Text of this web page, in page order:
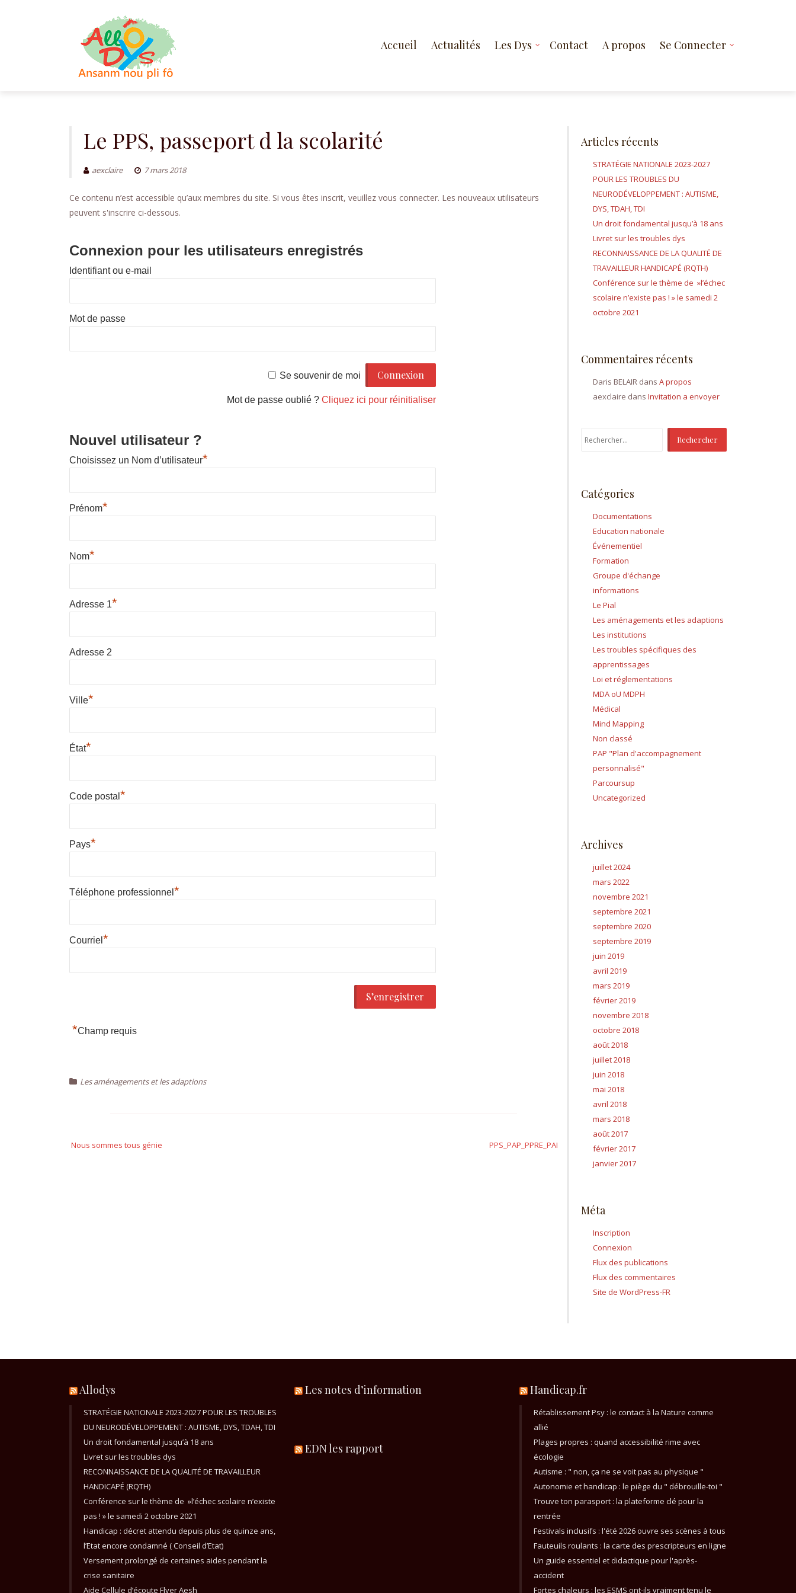
Accueil Actualités Les Dys Contact A propos Se Connecter
Le PPS, passeport d la scolarité
aexclaire 7 mars 2018
Ce contenu n’est accessible qu’aux membres du site. Si vous êtes inscrit, veuillez vous connecter. Les nouveaux utilisateurs
peuvent s'inscrire ci-dessous.
Connexion pour les utilisateurs enregistrés
Identifiant ou e-mail
Mot de passe
Se souvenir de moi
Mot de passe oublié ? Cliquez ici pour réinitialiser
Nouvel utilisateur ?
Choisissez un Nom d’utilisateur*
Prénom*
Nom*
Adresse 1*
Adresse 2
Ville*
État*
Code postal *
Pays*
Téléphone professionnel *
Courriel *
*Champ requis
Les aménagements et les adaptions
de
Nous sommes tous génie PPS_PAP_PPRE_PAI
Articles récents
STRATÉGIE NATIONALE 2023-2027
POUR LES TROUBLES DU
NEURODÉVELOPPEMENT : AUTISME,
DYS, TDAH, TDI
Un droit fondamental jusqu’à 18 ans
Livret sur les troubles dys
RECONNAISSANCE DE LA QUALITÉ DE
TRAVAILLEUR HANDICAPÉ (RQTH)
Conférence sur le thème de »l’échec
scolaire n’existe pas ! » le samedi 2
octobre 2021
Commentaires récents
Daris BELAIR dans A propos
aexclaire dans Invitation a envoyer
Rechercher :
Catégories
Documentations
Education nationale
Événementiel
Formation
Groupe d'échange
informations
Le Pial
Les aménagements et les adaptions
Les institutions
Les troubles spécifiques des
apprentissages
Loi et réglementations
MDA oU MDPH
Médical
Mind Mapping
Non classé
PAP "Plan d'accompagnement
personnalisé"
Parcoursup
Uncategorized
Archives
juillet 2024
mars 2022
novembre 2021
septembre 2021
septembre 2020
septembre 2019
juin 2019
avril 2019
mars 2019
février 2019
novembre 2018
octobre 2018
août 2018
juillet 2018
juin 2018
mai 2018
avril 2018
mars 2018
août 2017
février 2017
janvier 2017
Méta
Inscription
Connexion
Flux des publications
Flux des commentaires
Site de WordPress-FR
Allodys
STRATÉGIE NATIONALE 2023-2027 POUR LES TROUBLES
DU NEURODÉVELOPPEMENT : AUTISME, DYS, TDAH, TDI
Un droit fondamental jusqu’à 18 ans
Livret sur les troubles dys
RECONNAISSANCE DE LA QUALITÉ DE TRAVAILLEUR
HANDICAPÉ (RQTH)
Conférence sur le thème de »l’échec scolaire n’existe
pas ! » le samedi 2 octobre 2021
Handicap : décret attendu depuis plus de quinze ans,
l’Etat encore condamné ( Conseil d’Etat)
Versement prolongé de certaines aides pendant la
crise sanitaire
Aide Cellule d’écoute Flyer Aesh
Les notes d’information
EDN les rapport
Handicap.fr
Rétablissement Psy : le contact à la Nature comme
allié
Plages propres : quand accessibilité rime avec
écologie
Autisme : " non, ça ne se voit pas au physique "
Autonomie et handicap : le piège du " débrouille-toi "
Trouve ton parasport : la plateforme clé pour la
rentrée
Festivals inclusifs : l'été 2026 ouvre ses scènes à tous
Fauteuils roulants : la carte des prescripteurs en ligne
Un guide essentiel et didactique pour l'après-
accident
Fortes chaleurs : les ESMS ont-ils vraiment tenu le